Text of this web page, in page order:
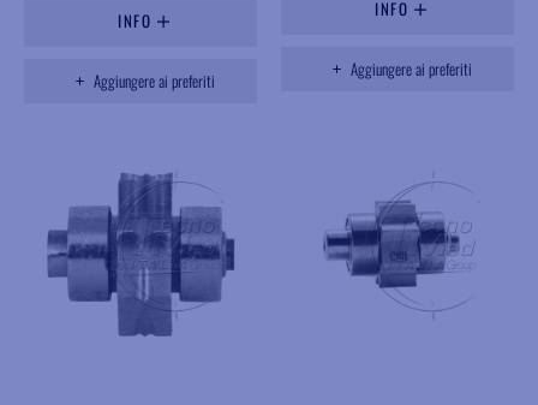
INFO
Aggiungere ai preferiti
INFO
Aggiungere ai preferiti